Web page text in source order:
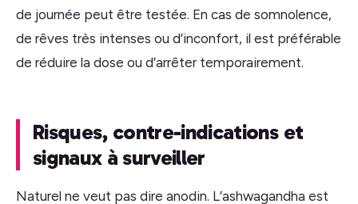
de journée peut être testée. En cas de somnolence,
de rêves très intenses ou d’inconfort, il est préférable
de réduire la dose ou d’arrêter temporairement.
Risques, contre-indications et
signaux à surveiller
Naturel ne veut pas dire anodin. L’ashwagandha est